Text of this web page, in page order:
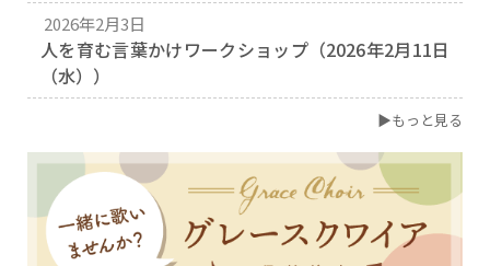
2026年2月3日
人を育む言葉かけワークショップ（2026年2月11日
（水））
▶もっと見る